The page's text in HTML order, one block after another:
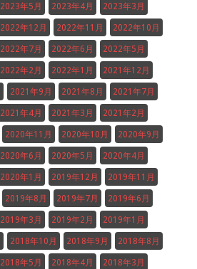
2023年5月 2023年4月 2023年3月
2022年12月 2022年11月 2022年10月
2022年7月 2022年6月 2022年5月
2022年2月 2022年1月 2021年12月
2021年9月 2021年8月 2021年7月
2021年4月 2021年3月 2021年2月
2020年11月 2020年10月 2020年9月
2020年6月 2020年5月 2020年4月
2020年1月 2019年12月 2019年11月
2019年8月 2019年7月 2019年6月
2019年3月 2019年2月 2019年1月
2018年10月 2018年9月 2018年8月
2018年5月 2018年4月 2018年3月